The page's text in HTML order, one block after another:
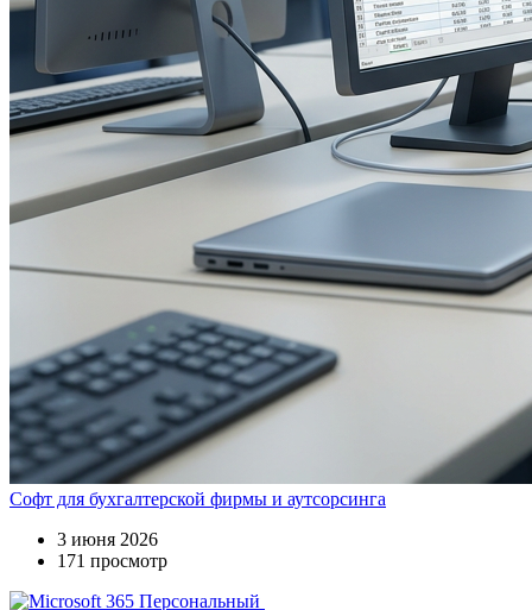
Софт для бухгалтерской фирмы и аутсорсинга
3 июня 2026
171 просмотр